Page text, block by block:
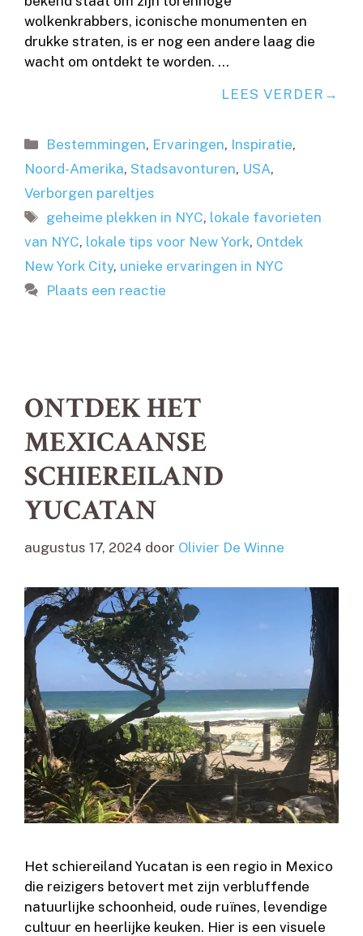
wolkenkrabbers, iconische monumenten en
drukke straten, is er nog een andere laag die
wacht om ontdekt te worden. …
LEES VERDER
Categorieën
Bestemmingen, Ervaringen, Inspiratie,
Noord-Amerika, Stadsavonturen, USA,
Verborgen pareltjes
Tags
geheime plekken in NYC, lokale favorieten
van NYC, lokale tips voor New York, Ontdek
New York City, unieke ervaringen in NYC
Plaats een reactie
ONTDEK HET
MEXICAANSE
SCHIEREILAND
YUCATAN
augustus 17, 2024 door Olivier De Winne
Het schiereiland Yucatan is een regio in Mexico
die reizigers betovert met zijn verbluffende
natuurlijke schoonheid, oude ruïnes, levendige
cultuur en heerlijke keuken. Hier is een visuele